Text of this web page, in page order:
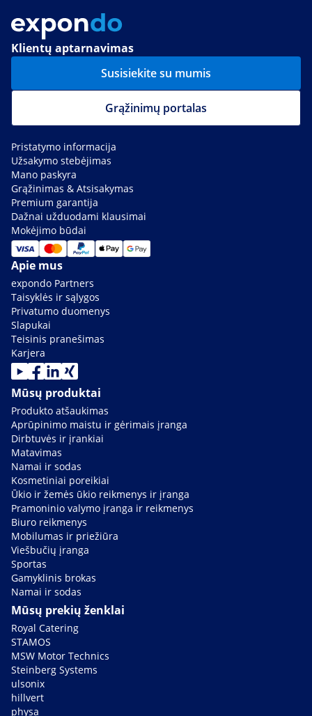
Klientų aptarnavimas
Susisiekite su mumis
Grąžinimų portalas
Pristatymo informacija
Užsakymo stebėjimas
Mano paskyra
Grąžinimas & Atsisakymas
Premium garantija
Dažnai užduodami klausimai
Mokėjimo būdai
Apie mus
expondo Partners
Taisyklės ir sąlygos
Privatumo duomenys
Slapukai
Teisinis pranešimas
Karjera
Mūsų produktai
Produkto atšaukimas
Aprūpinimo maistu ir gėrimais įranga
Dirbtuvės ir įrankiai
Matavimas
Namai ir sodas
Kosmetiniai poreikiai
Ūkio ir žemės ūkio reikmenys ir įranga
Pramoninio valymo įranga ir reikmenys
Biuro reikmenys
Mobilumas ir priežiūra
Viešbučių įranga
Sportas
Gamyklinis brokas
Namai ir sodas
Mūsų prekių ženklai
Royal Catering
STAMOS
MSW Motor Technics
Steinberg Systems
ulsonix
hillvert
physa